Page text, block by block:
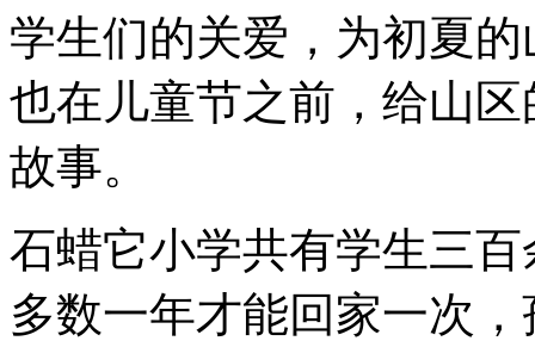
学生们的关爱，为初夏
也在儿童节之前，给山
故事。
石蜡它小学共有学生三
多数一年才能回家一次